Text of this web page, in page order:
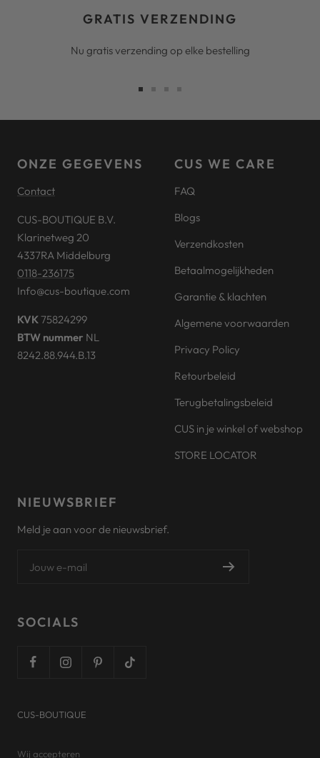
GRATIS VERZENDING
Nu gratis verzending op elke bestelling
ONZE GEGEVENS
Contact
CUS-BOUTIQUE B.V.
Klarinetweg 20
4337RA Middelburg
0118-236175
Info@cus-boutique.com
KVK75824299
BTW nummer NL
8242.88.944.B.13
CUS WE CARE
FAQ
Blogs
Verzendkosten
Betaalmogelijkheden
Garantie & klachten
Algemene voorwaarden
Privacy Policy
Retourbeleid
Terugbetalingsbeleid
CUS in je winkel of webshop
STORE LOCATOR
NIEUWSBRIEF
Meld je aan voor de nieuwsbrief.
Jouw e-mail
SOCIALS
CUS-BOUTIQUE
Wij accepteren